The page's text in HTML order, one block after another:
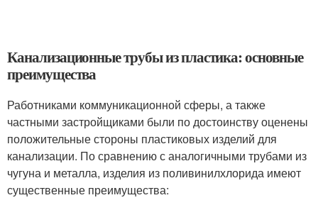
Канализационные трубы из пластика: основные
преимущества
Работниками коммуникационной сферы, а также
частными застройщиками были по достоинству оценены
положительные стороны пластиковых изделий для
канализации. По сравнению с аналогичными трубами из
чугуна и металла, изделия из поливинилхлорида имеют
существенные преимущества: